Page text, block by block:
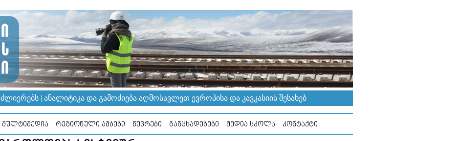
| ᲐᲜᲐᲚᲘᲢᲘᲙᲐ ᲓᲐ ᲒᲐᲛᲝᲫᲘᲔᲑᲐ ᲐᲦᲛᲝᲡᲐᲕᲚᲔᲗ ᲔᲕᲠᲝᲞᲘᲡᲐ ᲓᲐ ᲙᲐᲕᲙᲐᲡᲘᲘᲡ ᲨᲔᲡᲐᲮᲔᲑ
ᲛᲣᲚᲢᲘᲛᲔᲓᲘᲐ ᲠᲔᲒᲘᲝᲜᲣᲚᲘ ᲐᲛᲑᲔᲑᲘ ᲬᲔᲕᲠᲔᲑᲘ ᲒᲐᲜᲪᲮᲐᲓᲔᲑᲔᲑᲘ ᲛᲔᲓᲘᲐ ᲡᲙᲝᲚᲐ ᲙᲝᲜᲢᲐᲥᲢᲘ